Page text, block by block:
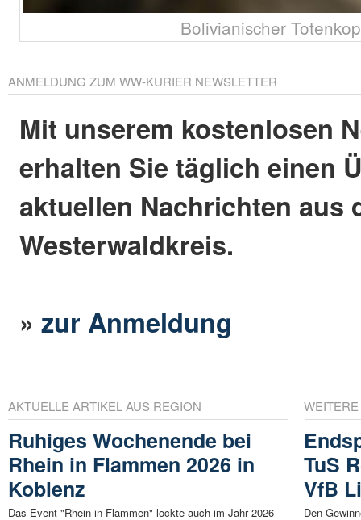
Bolivianischer
ANMELDUNG ZUM WW-KURIER NEWSLETTER
Mit unserem kostenlosen
erhalten Sie täglich einen
aktuellen Nachrichten aus
Westerwaldkreis.
»zur Anmeldung
AKTUELLE ARTIKEL AUS REGION
Ruhiges Wochenende bei
Rhein in Flammen 2026 in
Koblenz
Das Event "Rhein in Flammen" lockte auch im Jahr 2026
TuS
VfB
Den